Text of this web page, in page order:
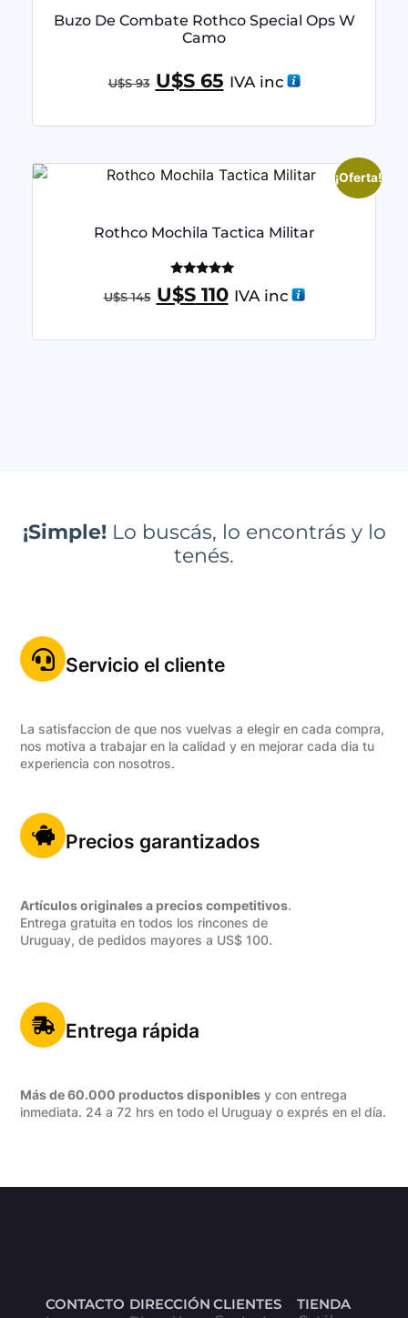
Buzo De Combate Rothco Special Ops W
Camo
U$S93 U$S65 IVA inc
¡Oferta!
Rothco Mochila Tactica Militar
Valorado
con
5.00
U$S145 U$S110 IVA inc
¡Simple!Lo buscás, lo encontrás y lo
tenés.
Servicio el cliente
La satisfaccion de que nos vuelvas a elegir en cada compra,
nos motiva a trabajar en la calidad y en mejorar cada dia tu
experiencia con nosotros.
Precios garantizados
Artículos originales a precios competitivos.
Entrega gratuita en todos los rincones de
Uruguay, de pedidos mayores a US$ 100.
Entrega rápida
Más de 60.000 productos disponibles y con entrega
inmediata. 24 a 72 hrs en todo el Uruguay o exprés en el día.
CONTACTO DIRECCIÓN CLIENTES
TIENDA